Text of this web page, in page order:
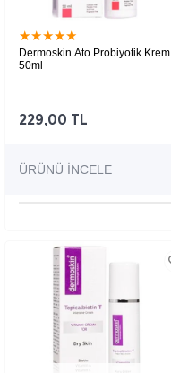
★★★★★
Dermoskin Ato Probiyotik Krem
50ml
229,00 TL
ÜRÜNÜ İNCELE